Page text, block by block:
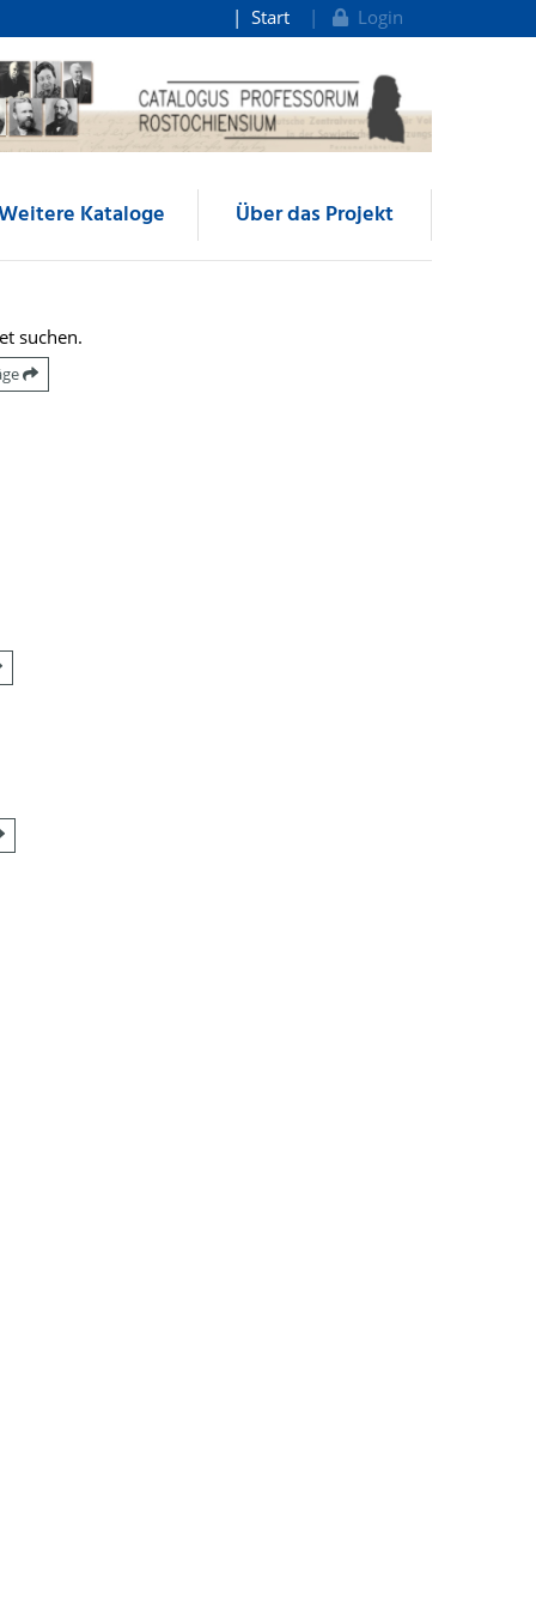
Start Login
Kataloge Über das Projekt
suchen.